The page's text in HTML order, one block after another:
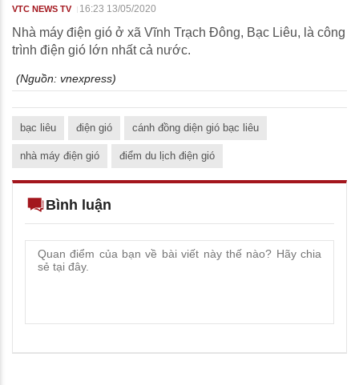
VTC NEWS TV 16:23 13/05/2020
Nhà máy điện gió ở xã Vĩnh Trạch Đông, Bạc Liêu, là công
trình điện gió lớn nhất cả nước.
(Nguồn: vnexpress)
bạc liêu điện gió cánh đồng diện gió bạc liêu
nhà máy điện gió điểm du lịch điện gió
Bình luận